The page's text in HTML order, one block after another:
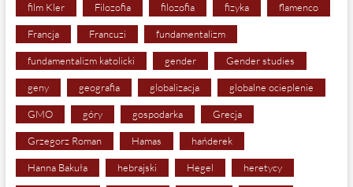
film Kler Filozofia filozofia fizyka flamenco
Francja Francuzi fundamentalizm
fundamentalizm katolicki gender Gender studies
geny geografia globalizacja globalne ocieplenie
GMO góry gospodarka Grecja
Grzegorz Roman Hamas hańderek
Hanna Bakuła hebrajski Hegel heretycy